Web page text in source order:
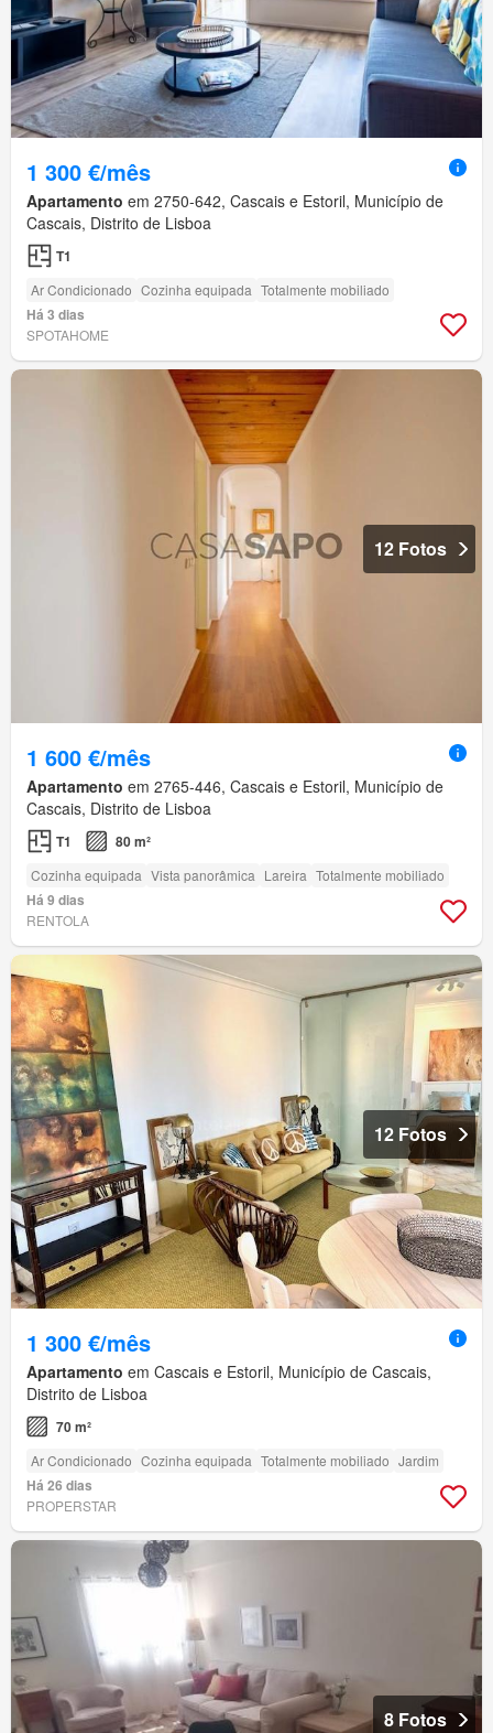
1 300 €/mês
Apartamento em 2750-642, Cascais e Estoril, Município de
Cascais, Distrito de Lisboa
T1
Ar Condicionado Cozinha equipada Totalmente mobiliado
Há 3 dias
SPOTAHOME
12 Fotos
1 600 €/mês
Apartamento em 2765-446, Cascais e Estoril, Município de
Cascais, Distrito de Lisboa
T1 80 m²
Cozinha equipada Vista panorâmica Lareira Totalmente mobiliado
Há 9 dias
RENTOLA
12 Fotos
1 300 €/mês
Apartamento em Cascais e Estoril, Município de Cascais,
Distrito de Lisboa
70 m²
Ar Condicionado Cozinha equipada Totalmente mobiliado Jardim
Há 26 dias
PROPERSTAR
8 Fotos